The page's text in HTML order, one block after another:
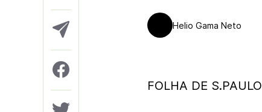
Helio Gama Neto
FOLHA DE S.PAULO